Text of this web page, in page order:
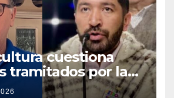
cuestiona
tramitados por la
Desarrollo Rural